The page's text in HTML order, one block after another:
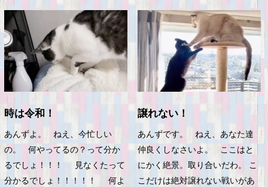
時は令和！
あんずよ。 ねえ、今忙しい
の。 何やってるの？って分か
るでしょ！！！ 見なくたって
分かるでしょ！！！！！ 何よ
譲れない！
あんずです。 ねえ、あなた達
仲良くしなさいよ。 ここはと
にかく絶景。取り合いだわ。 こ
こだけは絶対譲れない戦いがあ